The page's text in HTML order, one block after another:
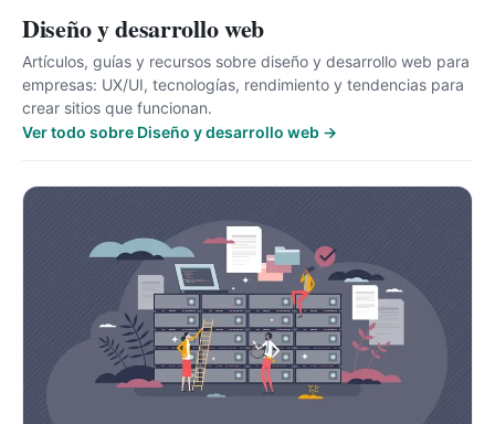
Diseño y desarrollo web
Artículos, guías y recursos sobre diseño y desarrollo web para
empresas: UX/UI, tecnologías, rendimiento y tendencias para
crear sitios que funcionan.
Ver todo sobre Diseño y desarrollo web →